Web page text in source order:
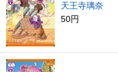
天王寺璃奈
50円